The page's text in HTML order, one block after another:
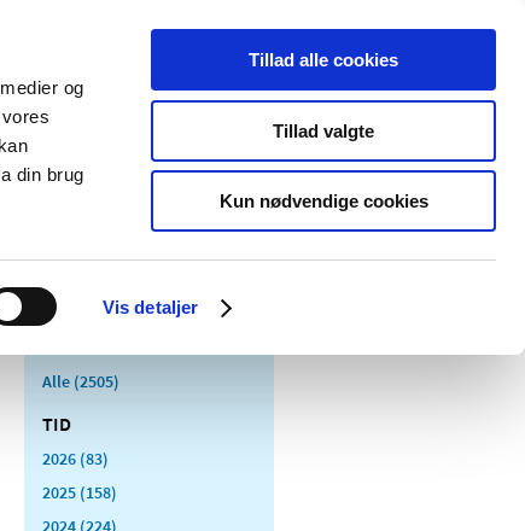
og
din brug
Vis detaljer
Tillad alle cookies
Tillad valgte
Kun nødvendige cookies
Særlige
produktområder
Alle (2505)
TID
2026 (83)
2025 (158)
2024 (224)